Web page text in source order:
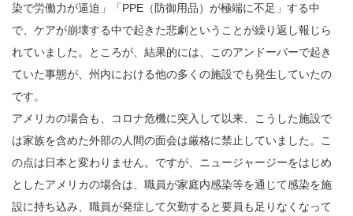
染で労働力が逼迫」「PPE（防御用品）が極端に不足」する中
で、ケアが崩壊する中で起きた悲劇ということが繰り返し報じら
れていました。ところが、結果的には、このアンドーバーで起き
ていた事態が、州内における他の多くの施設でも発生していたの
です。
アメリカの場合も、コロナ危機に突入して以来、こうした施設で
は家族を含めた外部の人間の面会は厳格に禁止していました。こ
の点は日本と変わりません。ですが、ニュージャージーをはじめ
としたアメリカの場合は、職員が家庭内感染等を通じて感染を施
設に持ち込み、職員が発症して欠勤すると要員も足りなくなって